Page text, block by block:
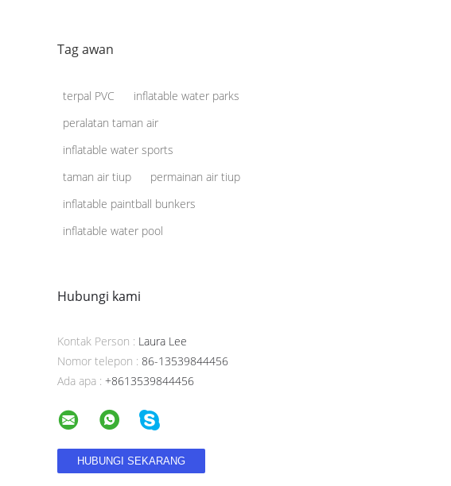
Tag awan
terpal PVC
inflatable water parks
peralatan taman air
inflatable water sports
taman air tiup
permainan air tiup
inflatable paintball bunkers
inflatable water pool
Hubungi kami
Kontak Person : Laura Lee
Nomor telepon : 86-13539844456
Ada apa : +8613539844456